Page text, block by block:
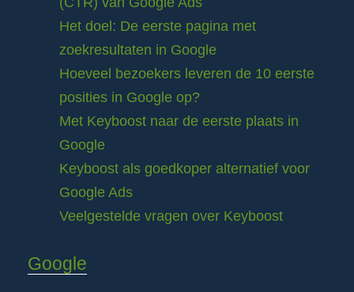
Het doel: De eerste pagina met
zoekresultaten in Google
Hoeveel bezoekers leveren de 10 eerste
posities in Google op?
Met Keyboost naar de eerste plaats in
Google
Keyboost als goedkoper alternatief voor
Google Ads
Veelgestelde vragen over Keyboost
Google